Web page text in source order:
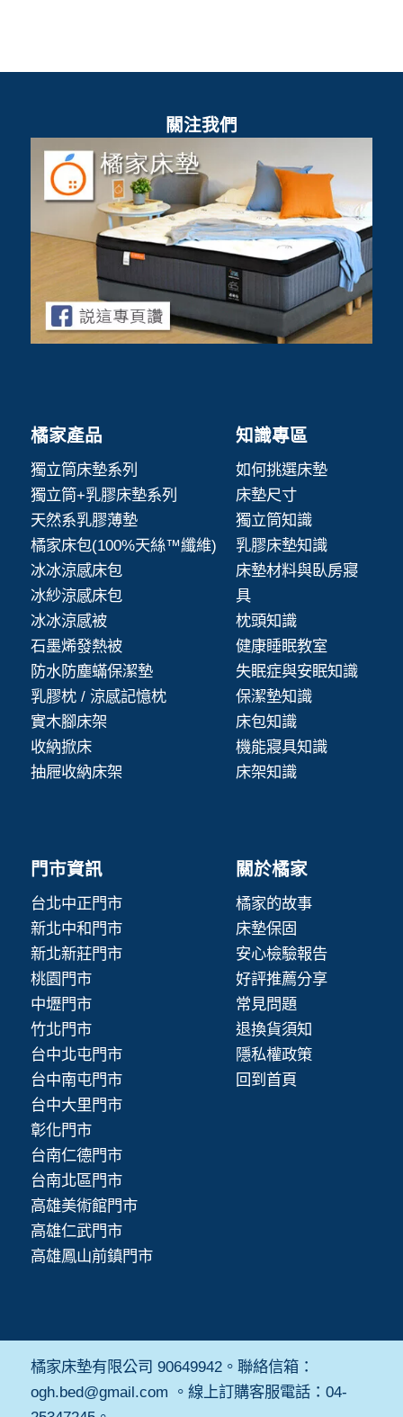
關注我們
橘家產品
獨立筒床墊系列
獨立筒+乳膠床墊系列
天然系乳膠薄墊
橘家床包(100%天絲™纖維)
冰冰涼感床包
冰紗涼感床包
冰冰涼感被
石墨烯發熱被
防水防塵蟎保潔墊
乳膠枕 / 涼感記憶枕
實木腳床架
收納掀床
抽屜收納床架
知識專區
如何挑選床墊
床墊尺寸
獨立筒知識
乳膠床墊知識
床墊材料與臥房寢
具
枕頭知識
健康睡眠教室
失眠症與安眠知識
保潔墊知識
床包知識
機能寢具知識
床架知識
門市資訊
台北中正門市
新北中和門市
新北新莊門市
桃園門市
中壢門市
竹北門市
台中北屯門市
台中南屯門市
台中大里門市
彰化門市
台南仁德門市
台南北區門市
高雄美術館門市
高雄仁武門市
高雄鳳山前鎮門市
關於橘家
橘家的故事
床墊保固
安心檢驗報告
好評推薦分享
常見問題
退換貨須知
隱私權政策
回到首頁
橘家床墊有限公司 90649942。聯絡信箱：
ogh.bed@gmail.com 。線上訂購客服電話：04-